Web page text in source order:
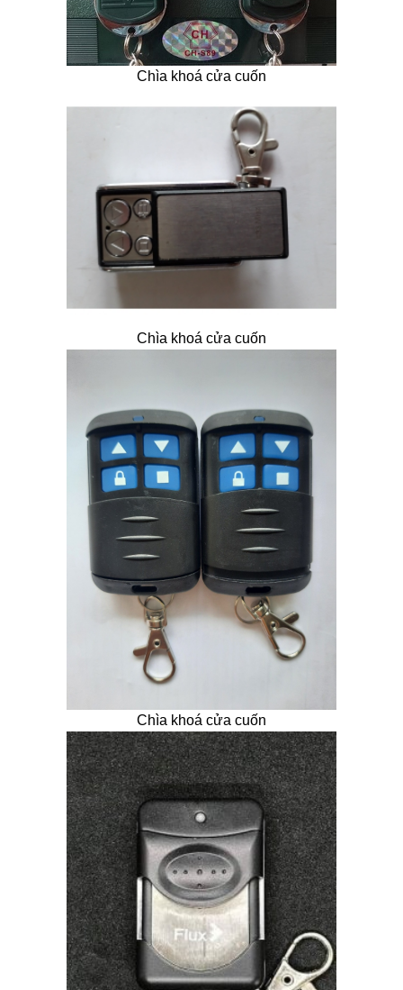
Chìa khoá cửa cuốn
Chìa khoá cửa cuốn
Chìa khoá cửa cuốn